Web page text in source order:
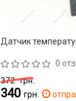
Датчик
0
372грн.
340грн.